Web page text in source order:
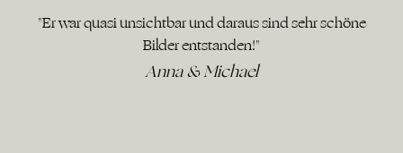
"Er war quasi unsichtbar und daraus sind sehr schöne
Bilder entstanden!"
Anna & Michael